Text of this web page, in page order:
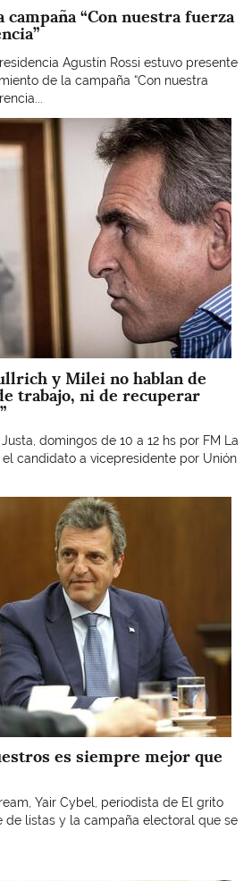
campaña “Con nuestra fuerza
Agustín Rossi estuvo presente
de la campaña “Con nuestra
y Milei no hablan de
trabajo, ni de recuperar
domingos de 10 a 12 hs por FM La
el candidato a vicepresidente por Unión
es siempre mejor que
Yair Cybel, periodista de El grito
de listas y la campaña electoral que se